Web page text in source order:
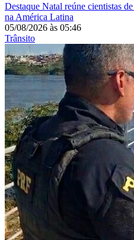
Destaque Natal reúne cientistas
na América Latina
05/08/2026 às 05:46
Trânsito